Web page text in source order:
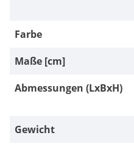
Farbe
Maße [cm]
Abmessungen (LxBxH)
Gewicht